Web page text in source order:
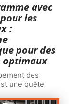
avec
les
:
pour des
optimaux
des
une quête